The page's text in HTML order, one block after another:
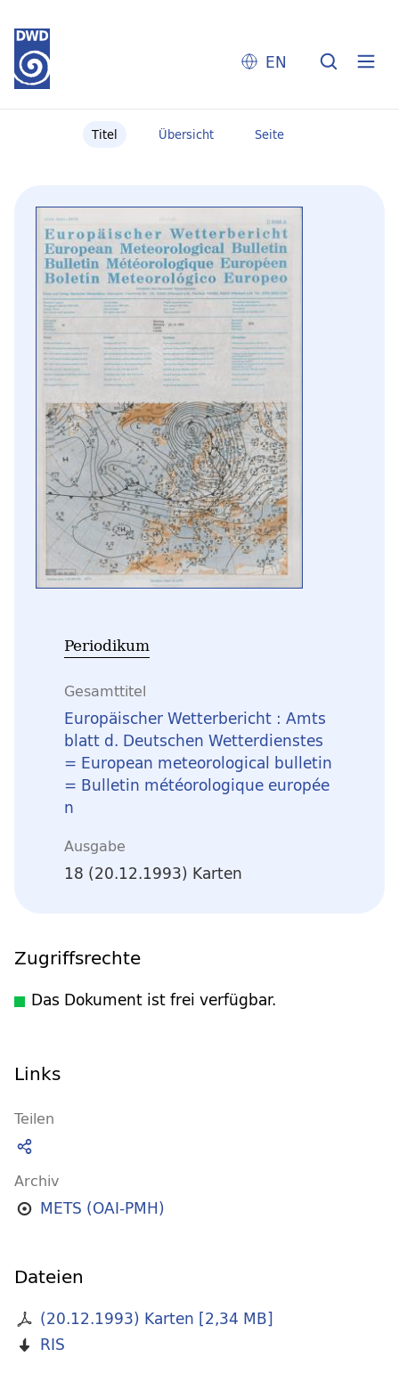
EN
Titel Übersicht Seite
Periodikum
Gesamttitel
Europäischer Wetterbericht : Amts
blatt d. Deutschen Wetterdienstes
= European meteorological bulletin
= Bulletin météorologique europée
n
Ausgabe
18 (20.12.1993) Karten
Zugriffsrechte
Das Dokument ist frei verfügbar.
Links
Teilen
Archiv
METS (OAI-PMH)
Dateien
(20.12.1993) Karten [2,34 MB]
RIS